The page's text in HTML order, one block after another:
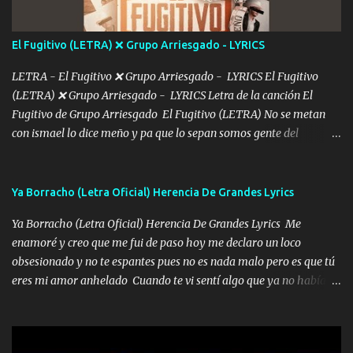
cap la champagne el polvo es color rosa Me contacto un ángel eres
tú mi hermosa La que me alegra los días y sigo tomando Y
pensar... Que tú ya no vas a estar Pasarán... Solito me dejaras
Intentar... ...
El Fugitivo (LETRA) ❌ Grupo Arriesgado - LYRICS
LETRA - El Fugitivo ❌ Grupo Arriesgado - LYRICS El Fugitivo
(LETRA) ❌ Grupo Arriesgado - LYRICS Letra de la canción El
Fugitivo de Grupo Arriesgado El Fugitivo (LETRA) No se metan
con ismael lo dice meño y pa que lo sepan somos gente del
grande traemos la bandera 04 se oye por los radios y bien
ofrece también peleam'os bien atentó el compa huicho la corta al
cinto y radios colgados cuando salimos del rancho carros
blindándos y bien equipados no somos gente de problemas pero
defendemos muy bien nuestra tierra buena sombra nos cobija y el
Ya Borracho (Letra Oficial) Herencia De Grandes Lyrics
Ya Borracho (Letra Oficial) Herencia De Grandes Lyrics Me
enamoré y creo que me fui de paso hoy me declaro un loco
obsesionado y no te espantes pues no es nada malo pero es que tú
eres mi amor anhelado Cuando te vi sentí algo que ya no había